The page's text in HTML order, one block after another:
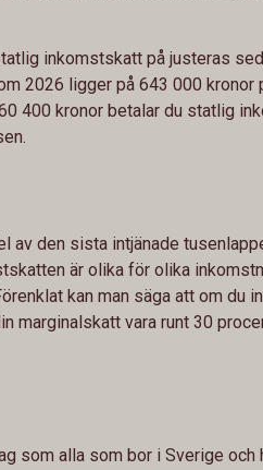
inkomstskatt på justeras
2026 ligger på 643 000 kronor
400 kronor betalar du statlig
av den sista intjänade
är olika för olika
kan man säga att om du
marginalskatt vara runt 30
som alla som bor i Sverige och